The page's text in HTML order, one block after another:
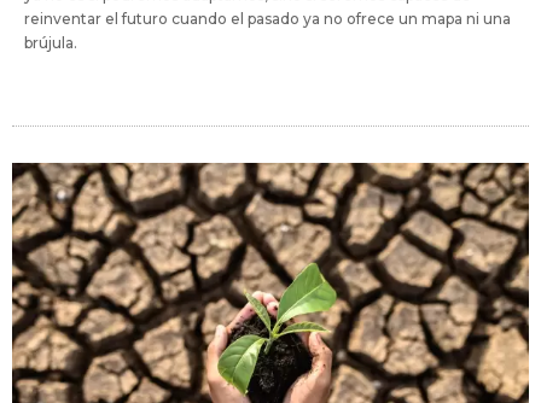
reinventar el futuro cuando el pasado ya no ofrece un mapa ni una
brújula.